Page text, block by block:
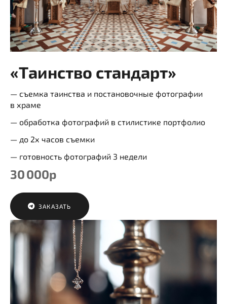
«Таинство стандарт»
— съемка таинства и постановочные фотографии
в храме
— обработка фотографий в стилистике портфолио
— до 2х часов съемки
— готовность фотографий 3 недели
30 000р
ЗАКАЗАТЬ